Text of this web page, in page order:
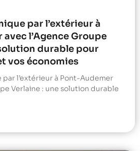
par l’extérieur à
l’Agence Groupe
durable pour
vos économies
l’extérieur à Pont-Audemer
Verlaine : une solution durable